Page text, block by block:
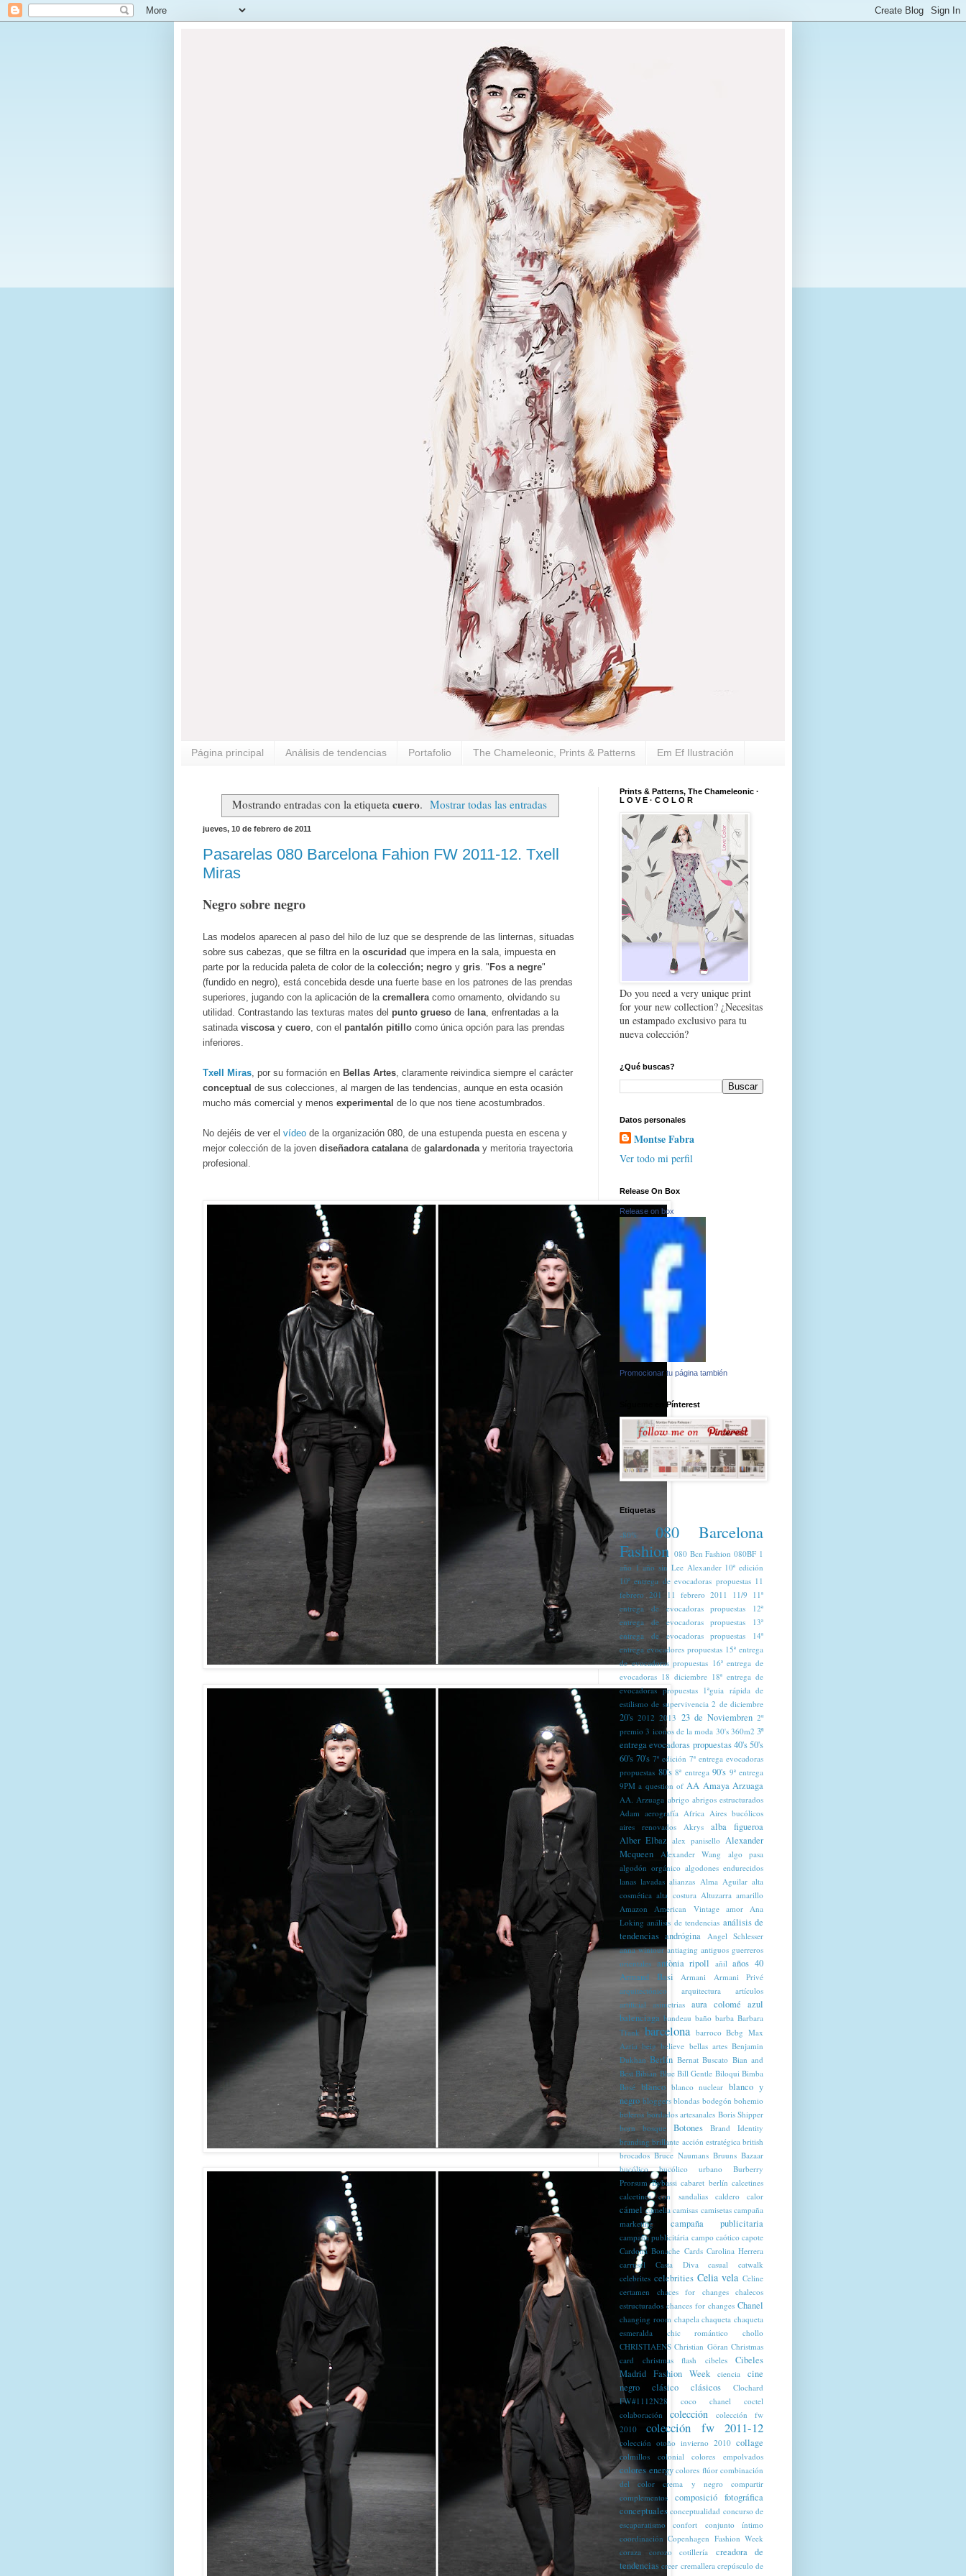
Página principal Análisis de tendencias Portafolio The Chameleonic, Prints & Patterns Em Ef Ilustración
Mostrando entradas con la etiqueta cuero. Mostrar todas las entradas
jueves, 10 de febrero de 2011
Pasarelas 080 Barcelona Fahion FW 2011-12. Txell
Miras
Negro sobre negro
Las modelos aparecen al paso del hilo de luz que se desprende de las linternas, situadas
sobre sus cabezas, que se filtra en la oscuridad que impera en la sala, impuesta en
parte por la reducida paleta de color de la colección; negro y gris. " Fos a negre"
(fundido en negro), está concebida desde una fuerte base en los patrones de las prendas
superiores, jugando con la aplicación de la cremalleracomo ornamento, olvidando su
utilidad. Contrastando las texturas mates del punto grueso de lana, enfrentadas a la
satinada viscosa y cuero, con el pantalón pitillo como única opción para las prendas
inferiores.
Txell Miras, por su formación en Bellas Artes, claramente reivindica siempre el carácter
conceptual de sus colecciones, al margen de las tendencias, aunque en esta ocasión
mucho más comercial y menos experimental de lo que nos tiene acostumbrados.
No dejéis de ver el vídeo de la organización 080, de una estupenda puesta en escena y
mejor colección de la joven diseñadora catalanade galardonaday meritoria trayectoria
profesional.
Prints & Patterns, The Chameleonic ·
L O V E · C O L O R
Do you need a very unique print
for your new collection? ¿Necesitas
un estampado exclusivo para tu
nueva colección?
¿Qué buscas?
Datos personales
Montse Fabra
Ver todo mi perfil
Release On Box
Release on box
Promocionar tu página también
Sígueme en Pínterest
Etiquetas
-80%
080 Barcelona
Fashion 080 Bcn Fashion 080BF 1
año 1 año sin Lee Alexander 10ª edición
10ª entrega de evocadoras propuestas 11
febrero 201
11 febrero 2011 11/9
11ª
entrega de evocadoras propuestas
12ª
entrega de evocadoras propuestas
13ª
entrega de evocadoras propuestas
14ª
entrega evocadores propuestas 15ª entrega
de evocadoras propuestas 16ª entrega de
evocadoras 18 diciembre 18ª entrega de
evocadoras propuestas
1ªguia rápida de
estilismo de supervivencia 2 de diciembre
20's 2012 2013 23 de Noviembren 2º
premio 3 iconos de la moda 30's 360m2 3ª
entrega evocadoras propuestas 40's50's
60's 70's 7ª edición 7ª entrega evocadoras
propuestas 80's 8ª entrega 90's 9ª entrega
9PM a question of AA Amaya Arzuaga
AA. Arzuaga abrigo abrigos estructurados
Adam aerografía Africa Aires bucólicos
aires renovados
Akrys
alba figueroa
Alber Elbaz alex panisello Alexander
Mcqueen
Alexander Wang
algo pasa
algodón orgánico algodones endurecidos
lanas lavadas alianzas Alma Aguilar alta
cosmética alta costura Altuzarra amarillo
Amazon
American Vintage amor
Ana
Loking análisis de tendencias análisis de
tendencias andrógina
Angel Schlesser
anna wintour antiaging antiguos guerreros
orientales antònia ripoll añil años 40
Armand Basi
Armani
Armani Privé
arquitectónico
arquitectura
artículos
artificial
asimetrias aura colomé azul
balenciaga bandeau baño barba Barbara
Tfank barcelona barroco Bcbg Max
Azria beig believe bellas artes Benjamin
Dukhan Berlín Bernat Buscato Bian and
Best Bibian Blue Bill Gentle Biloqui Bimba
Bosé blanco blanco nuclear blanco y
negro bloggers blondas bodegón bohemio
boleros bordados artesanales Boris Shipper
born
bosque Botones
Brand Identity
branding brillante acción estratégica british
brocados Bruce Naumans Bruuns Bazaar
bucólico
bucólico urbano
Burberry
Prorsum Bybassi cabaret berlín calcetines
calcetines con sandalias
caldero calor
cámel camelia camisas camisetas campaña
marketing
campaña publicitaria
campaña publicitária campo caótico capote
Cardona Bonache Cards Carolina Herrera
carrusel
Casta Diva casual
catwalk
celebrites celebrities Celia vela Celine
certamen
chaces for changes
chalecos
estructurados chances for changes Chanel
changing room chapela chaqueta chaqueta
esmeralda
chic romántico
chollo
CHRISTIAENS Christian Göran Christmas
card
christmas flash cibeles
Cibeles
Madrid Fashion Week
ciencia
cine
negro
clásico clásicos
Clochard
FW#1112N28
coco chanel
coctel
colaboración
colección
colección fw
2010
colección fw 2011-12
colección otoño invierno 2010 collage
colmillos colonial colores empolvados
colores energy colores flúor combinación
del color crema y negro
compartir
complementos
composició fotográfica
conceptuales conceptualidad concurso de
escaparatismo
confort
conjunto íntimo
coordinación Copenhagen Fashion Week
coraza
corozo cotillería
creadora de
tendencias creer cremallera crepúsculo de